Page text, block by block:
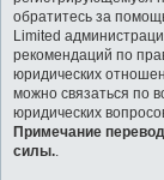
обратитесь за
Limited
рекомендаций по
юридических
можно связаться по
юридических
Примечание
силы..